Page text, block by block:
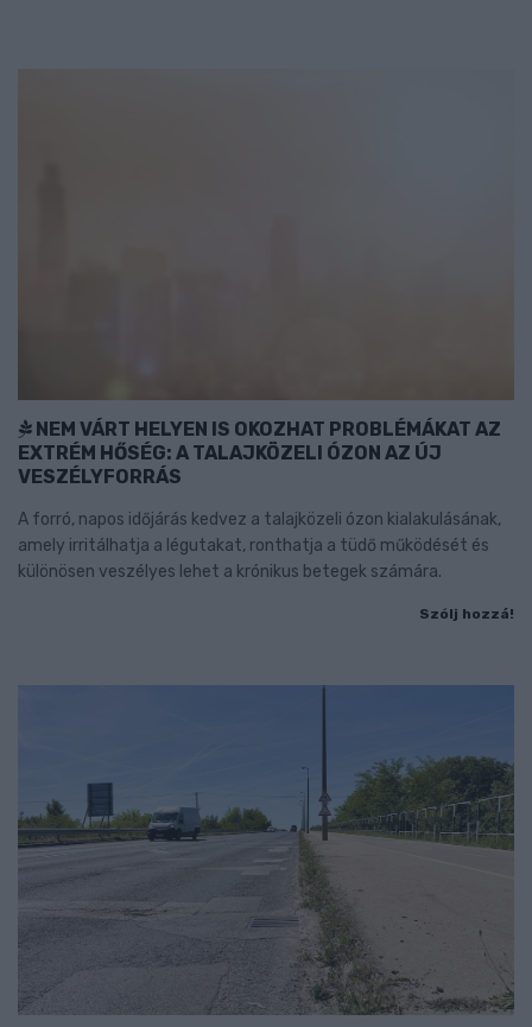
NEM VÁRT HELYEN IS OKOZHAT PROBLÉMÁKAT AZ
EXTRÉM HŐSÉG: A TALAJKÖZELI ÓZON AZ ÚJ
VESZÉLYFORRÁS
A forró, napos időjárás kedvez a talajközeli ózon kialakulásának,
amely irritálhatja a légutakat, ronthatja a tüdő működését és
különösen veszélyes lehet a krónikus betegek számára.
Szólj hozzá!